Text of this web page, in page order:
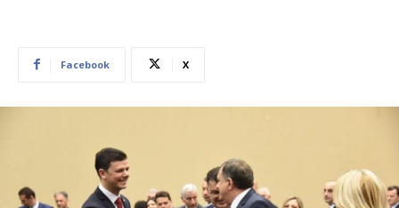
Facebook X